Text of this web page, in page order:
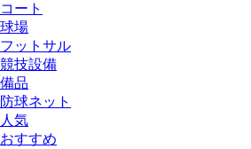
コート
球場
フットサル
競技設備
備品
防球ネット
人気
おすすめ